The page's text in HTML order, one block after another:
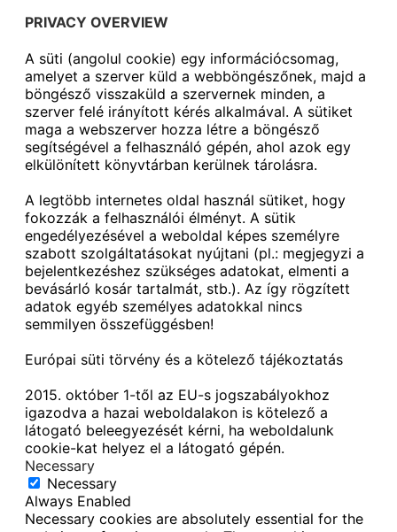
PRIVACY OVERVIEW
A süti (angolul cookie) egy információcsomag,
amelyet a szerver küld a webböngészőnek, majd a
böngésző visszaküld a szervernek minden, a
szerver felé irányított kérés alkalmával. A sütiket
maga a webszerver hozza létre a böngésző
segítségével a felhasználó gépén, ahol azok egy
elkülönített könyvtárban kerülnek tárolásra.
A legtöbb internetes oldal használ sütiket, hogy
fokozzák a felhasználói élményt. A sütik
engedélyezésével a weboldal képes személyre
szabott szolgáltatásokat nyújtani (pl.: megjegyzi a
bejelentkezéshez szükséges adatokat, elmenti a
bevásárló kosár tartalmát, stb.). Az így rögzített
adatok egyéb személyes adatokkal nincs
semmilyen összefüggésben!
Európai süti törvény és a kötelező tájékoztatás
2015. október 1-től az EU-s jogszabályokhoz
igazodva a hazai weboldalakon is kötelező a
látogató beleegyezését kérni, ha weboldalunk
cookie-kat helyez el a látogató gépén.
Necessary
Necessary
Always Enabled
Necessary cookies are absolutely essential for the